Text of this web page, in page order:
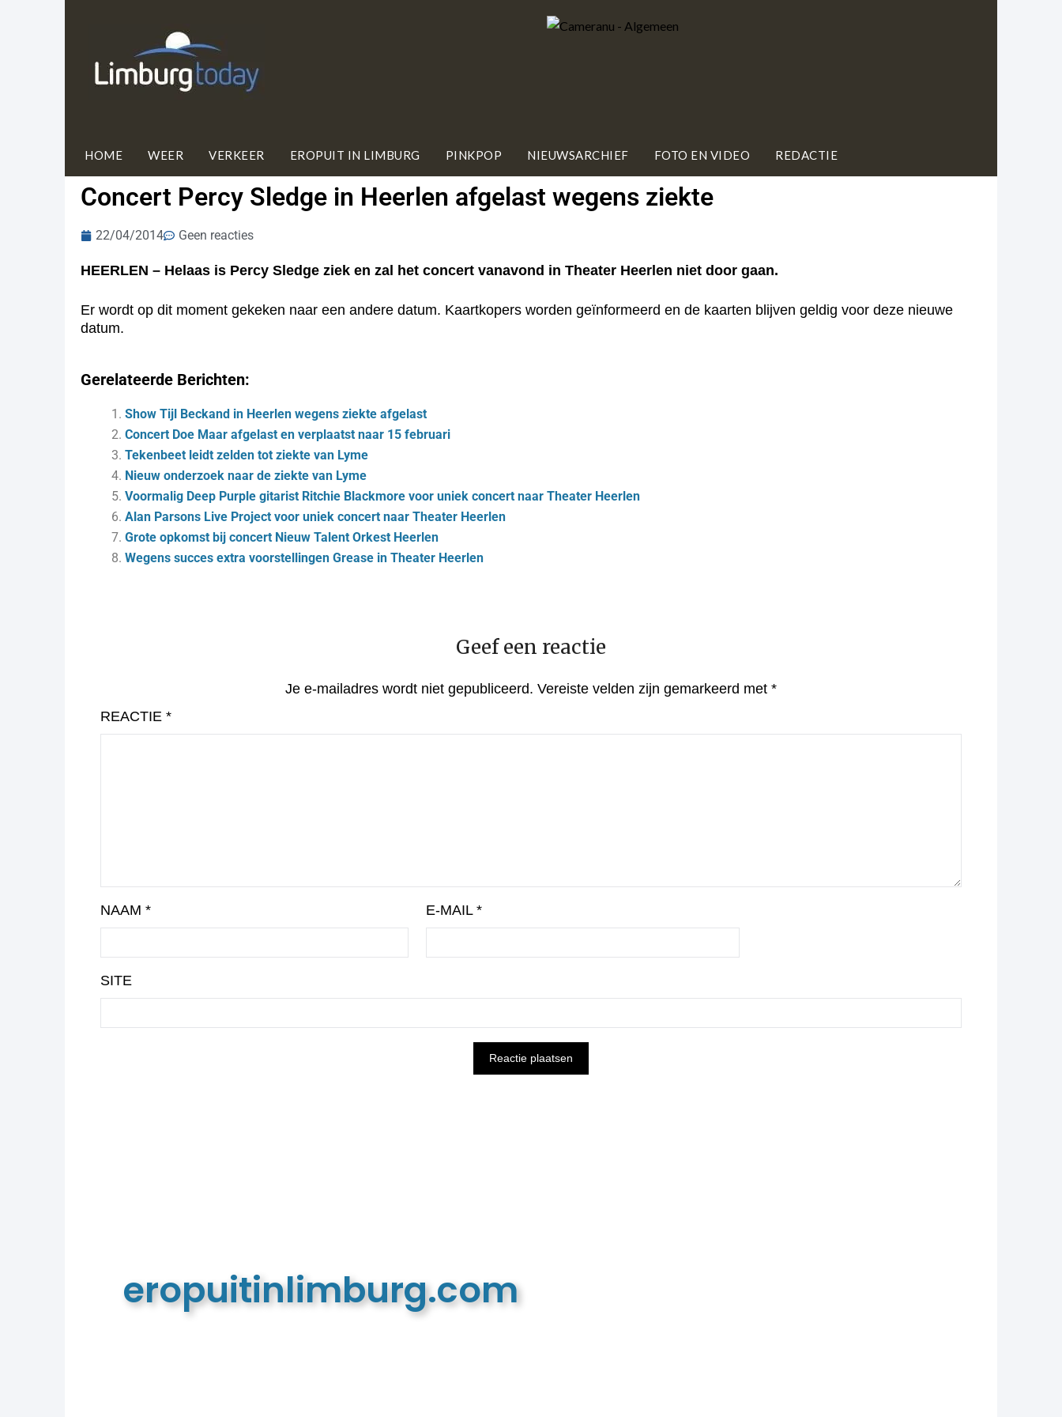
HOME WEER VERKEER EROPUIT IN LIMBURG PINKPOP NIEUWSARCHIEF FOTO EN VIDEO REDACTIE
Concert Percy Sledge in Heerlen afgelast wegens ziekte
22/04/2014 Geen reacties
HEERLEN – Helaas is Percy Sledge ziek en zal het concert vanavond in Theater Heerlen niet door gaan.
Er wordt op dit moment gekeken naar een andere datum. Kaartkopers worden geïnformeerd en de kaarten blijven geldig voor deze nieuwe
datum.
Gerelateerde Berichten:
Show Tijl Beckand in Heerlen wegens ziekte afgelast
Concert Doe Maar afgelast en verplaatst naar 15 februari
Tekenbeet leidt zelden tot ziekte van Lyme
Nieuw onderzoek naar de ziekte van Lyme
Voormalig Deep Purple gitarist Ritchie Blackmore voor uniek concert naar Theater Heerlen
Alan Parsons Live Project voor uniek concert naar Theater Heerlen
Grote opkomst bij concert Nieuw Talent Orkest Heerlen
Wegens succes extra voorstellingen Grease in Theater Heerlen
Geef een reactie
Je e-mailadres wordt niet gepubliceerd. Vereiste velden zijn gemarkeerd met *
REACTIE *
NAAM * E-MAIL *
SITE
eropuitinlimburg.com